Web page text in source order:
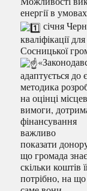
енергії в
січня
кваліфікації
Сосницької
адаптується
методика
на оцінці
вимоги,
фінансування
важливо
показати
що громада
скільки коштів
потрібно, на що